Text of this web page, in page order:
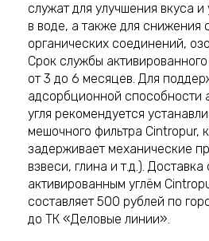
служат для улучшения вкуса
в воде, а также для снижения
органических соединений,
Срок службы
от 3 до 6 месяцев. Для
адсорбционной способности
угля рекомендуется
мешочного фильтра Cintropur,
задерживает механические
взвеси, глина и т.д.). Доставка
активированным углём
составляет 500 рублей по
до ТК «Деловые линии».